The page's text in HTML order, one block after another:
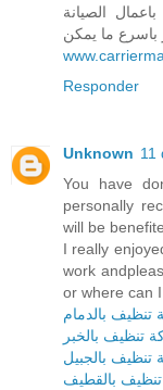
الصيانة
باسرع ما يمكن
Responder
Unknown 11
You have
personally
will be
I really
work
or where can
تنظيف بالدمام
تنظيف بالخبر
تنظيف بالجبيل
بالقطيف